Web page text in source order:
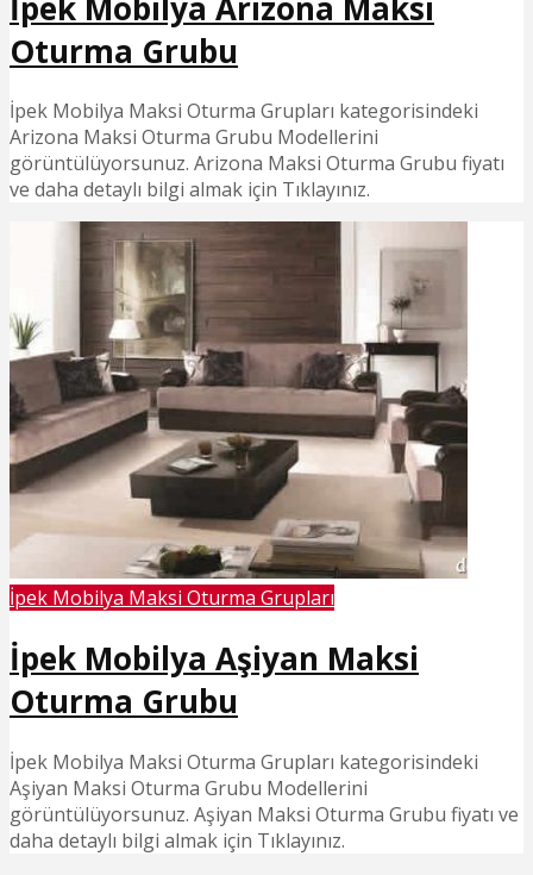
Oturma Grubu
İpek Mobilya Maksi Oturma Grupları kategorisindeki
Arizona Maksi Oturma Grubu Modellerini
görüntülüyorsunuz. Arizona Maksi Oturma Grubu fiyatı
ve daha detaylı bilgi almak için Tıklayınız.
İpek Mobilya Maksi Oturma Grupları
İpek Mobilya Aşiyan Maksi
Oturma Grubu
İpek Mobilya Maksi Oturma Grupları kategorisindeki
Aşiyan Maksi Oturma Grubu Modellerini
görüntülüyorsunuz. Aşiyan Maksi Oturma Grubu fiyatı ve
daha detaylı bilgi almak için Tıklayınız.